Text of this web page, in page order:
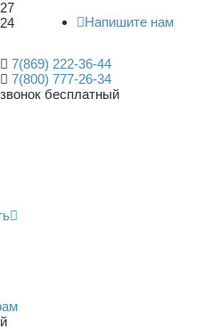
27
24
Напишите нам
7(869) 222-36-44
7(800) 777-26-34
звонок бесплатный